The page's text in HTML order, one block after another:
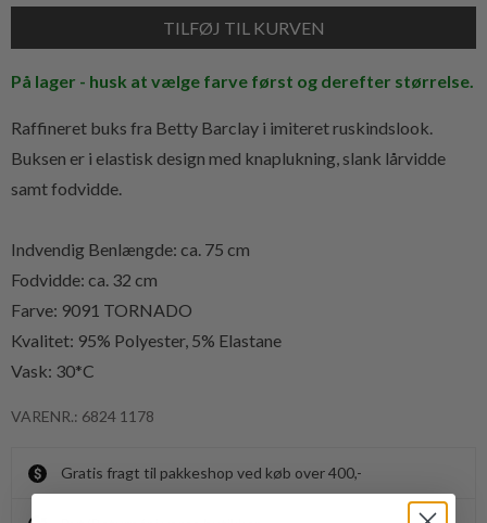
På lager - husk at vælge farve først og derefter størrelse.
Raffineret buks fra Betty Barclay i imiteret ruskindslook.
Buksen er i elastisk design med knaplukning, slank lårvidde
samt fodvidde.
Indvendig Benlængde: ca. 75 cm
Fodvidde: ca. 32 cm
Farve: 9091 TORNADO
Kvalitet: 95% Polyester, 5% Elastane
Vask: 30*C
VARENR.: 6824 1178
Gratis fragt til pakkeshop ved køb over 400,-